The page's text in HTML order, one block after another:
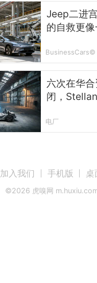
Jeep二进
的自救更
BusinessCars©
六次在华
闭，
电厂
加入我们 手机版 桌
©2026 虎嗅网